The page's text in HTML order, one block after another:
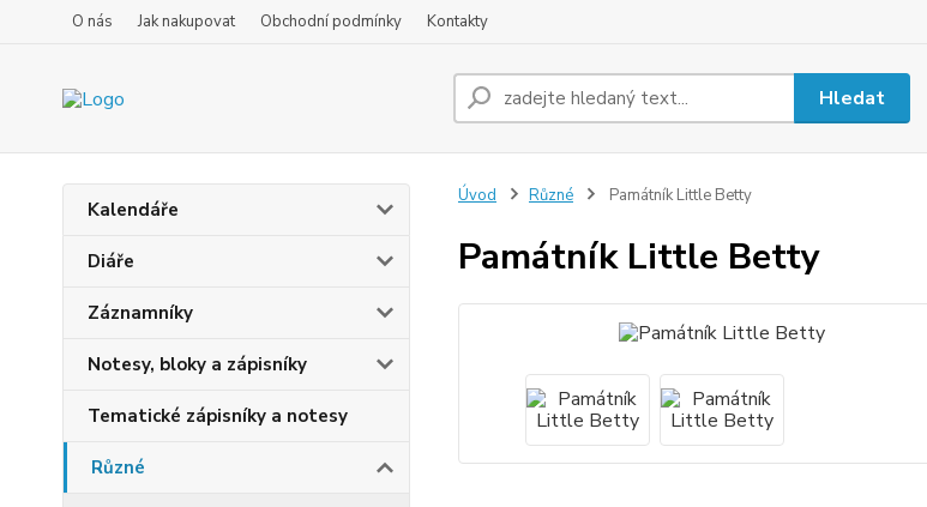
O nás Jak nakupovat Obchodní podmínky Kontakty
Hledat
Kalendáře
Diáře
Záznamníky
Notesy, bloky a zápisníky
Tematické zápisníky a notesy
Různé
Úvod Různé Památník Little Betty
Památník Little Betty